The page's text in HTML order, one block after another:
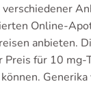
Online-
anbieten.
für 10